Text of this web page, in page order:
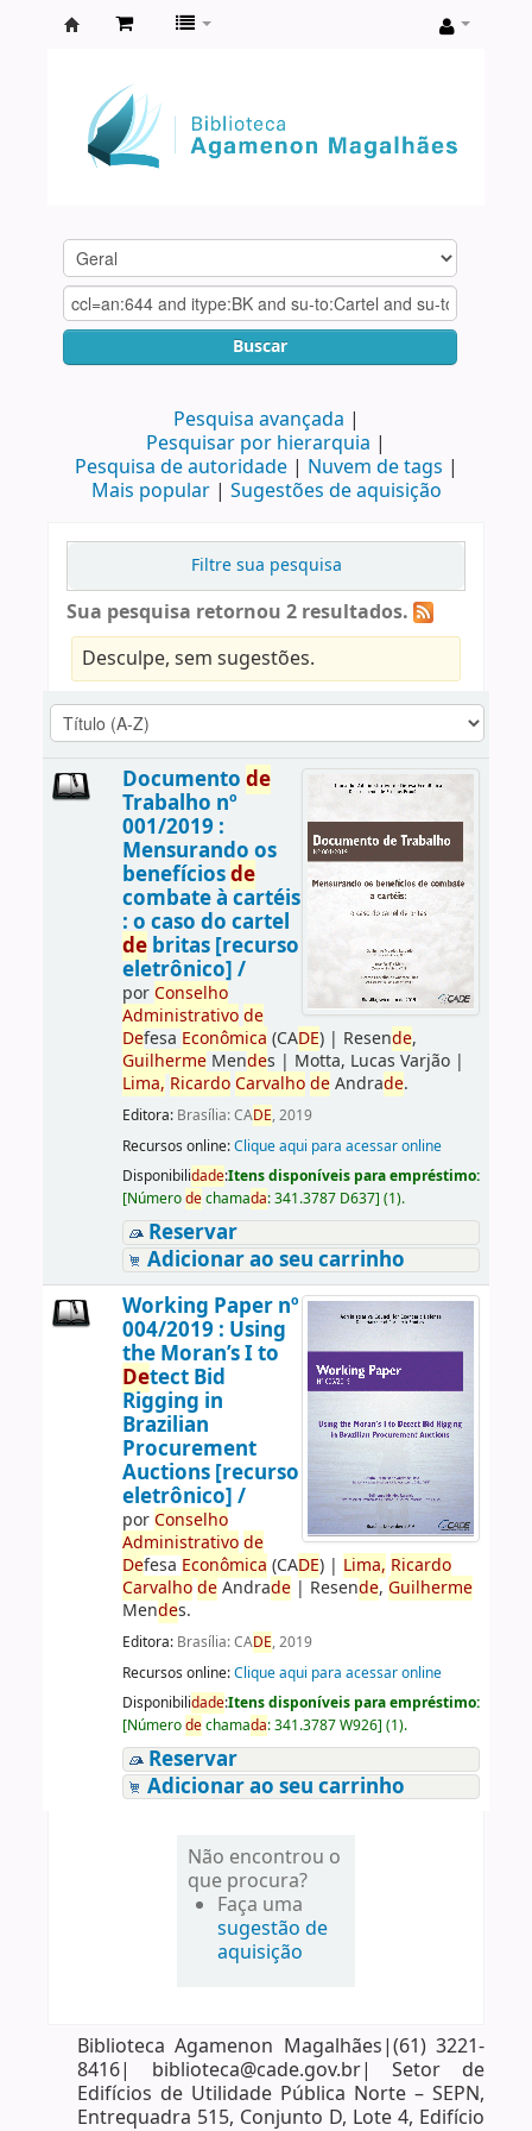
Agamenon
Magalhães
Buscar
Pesquisa avançada
Pesquisar por hierarquia
Pesquisa de autoridade
Nuvem de tags
Mais popular
Sugestões de aquisição
Filtre sua pesquisa
Sua pesquisa retornou 2 resultados.
Desculpe, sem sugestões.
Documento de
Trabalho nº
001/2019 :
Mensurando os
benefíciosde
combate à cartéis
: o caso do cartel
debritas [recurso
eletrônico] /
porConselho
Administrativo de
Defesa Econômica (CADE)| Resende,
GuilhermeMendes | Motta, Lucas Varjão|
Lima, Ricardo Carvalho deAndrade.
Editora: Brasília: CADE, 2019
Recursos online:Clique aqui para acessar online
Disponibilidade:Itens disponíveis para empréstimo:
[Númerodechamada:341.3787 D637] (1).
Reservar
Adicionar ao seu carrinho
Working Paper nº
004/2019 : Using
the Moran’s I to
Detect Bid
Rigging in
Brazilian
Procurement
Auctions [recurso
eletrônico] /
porConselho
Administrativo de
Defesa Econômica (CADE)| Lima, Ricardo
Carvalho deAndrade| Resende, Guilherme
Mendes.
Editora: Brasília: CADE, 2019
Recursos online:Clique aqui para acessar online
Disponibilidade:Itens disponíveis para empréstimo:
[Númerodechamada:341.3787 W926] (1).
Reservar
Adicionar ao seu carrinho
Não encontrou o
que procura?
Faça uma
sugestão de
aquisição
Biblioteca Agamenon Magalhães|(61) 3221-
8416| biblioteca@cade.gov.br| Setor de
Edifícios de Utilidade Pública Norte – SEPN,
Entrequadra 515, Conjunto D, Lote 4, Edifício